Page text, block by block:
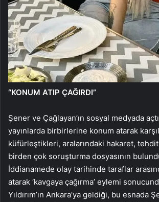
“KONUM ATIP ÇAĞIRDI”
Şener ve Çağlayan’ın sosyal medyada
yayınlarda birbirlerine konum atarak
küfürleştikleri, aralarındaki hakaret,
birden çok soruşturma dosyasının
İddianamede olay tarihinde taraflar
atarak ‘kavgaya çağırma’ eylemi
Yıldırım’ın Ankara’ya geldiği, bu esnada